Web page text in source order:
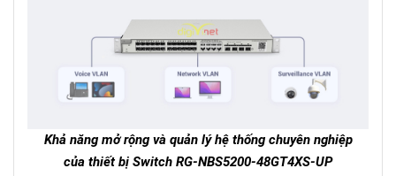
Khả năng mở rộng và quản lý hệ thống chuyên nghiệp
của thiết bị Switch RG-NBS5200-48GT4XS-UP